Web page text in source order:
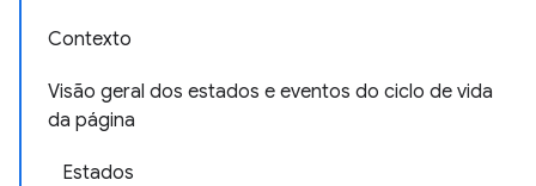
Contexto
Visão geral dos estados e eventos do ciclo de vida
da página
Estados